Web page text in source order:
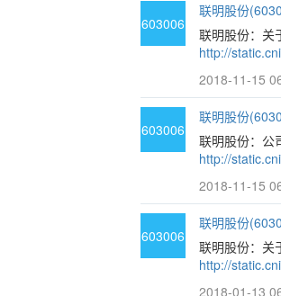
603006
联明股份
联明股份：关
http://
2018-11-15
603006
联明股份
联明股份：公
http://
2018-11-15
603006
联明股份
联明股份：关
http://
2018-01-13